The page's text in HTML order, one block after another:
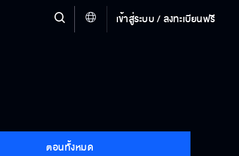
เข้าสู่ระบบ / ลงทะเบียนฟรี
ตอนทั้งหมด